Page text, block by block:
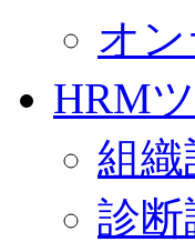
オ
HRM
組織
診断